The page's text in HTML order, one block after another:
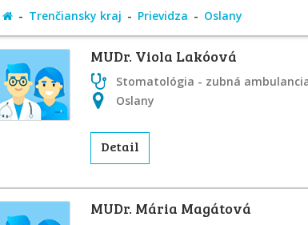
Trenčiansky kraj Prievidza Oslany
MUDr. Viola Lakóová
Stomatológia - zubná
Oslany
Detail
MUDr. Mária Magátová